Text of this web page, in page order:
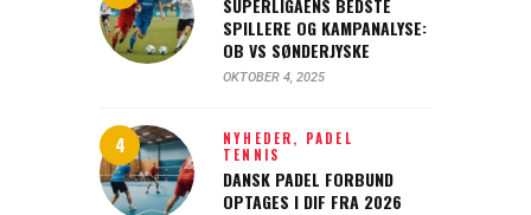
SUPERLIGAENS BEDSTE
SPILLERE OG KAMPANALYSE:
OB VS SØNDERJYSKE
OKTOBER 4, 2025
NYHEDER, PADEL
TENNIS
DANSK PADEL FORBUND
OPTAGES I DIF FRA 2026